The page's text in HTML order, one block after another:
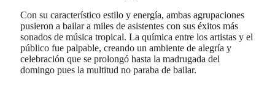
Con su característico estilo y energía, ambas agrupaciones
pusieron a bailar a miles de asistentes con sus éxitos más
sonados de música tropical. La química entre los artistas y el
público fue palpable, creando un ambiente de alegría y
celebración que se prolongó hasta la madrugada del
domingo pues la multitud no paraba de bailar.